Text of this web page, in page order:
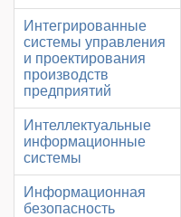
Интегрированные
системы управления
и проектирования
производств
предприятий
Интеллектуальные
информационные
системы
Информационная
безопасность